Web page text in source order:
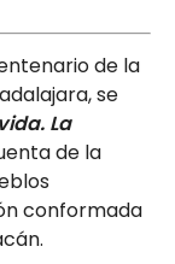
de la
se
La
de la
conformada